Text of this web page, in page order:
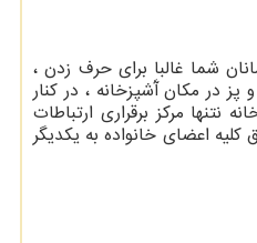
شما غالبا برای حرف زدن ،
در مکان آَشپزخانه ، در کنار
نتنها مرکز برقراری ارتباطات
اعضای خانواده به یکدیگر